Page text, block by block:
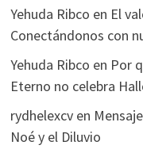
Yehuda Ribco en El
Conectándonos con
Yehuda Ribco en Por
Eterno no celebra
rydhelexcven
Noé y el Diluvio